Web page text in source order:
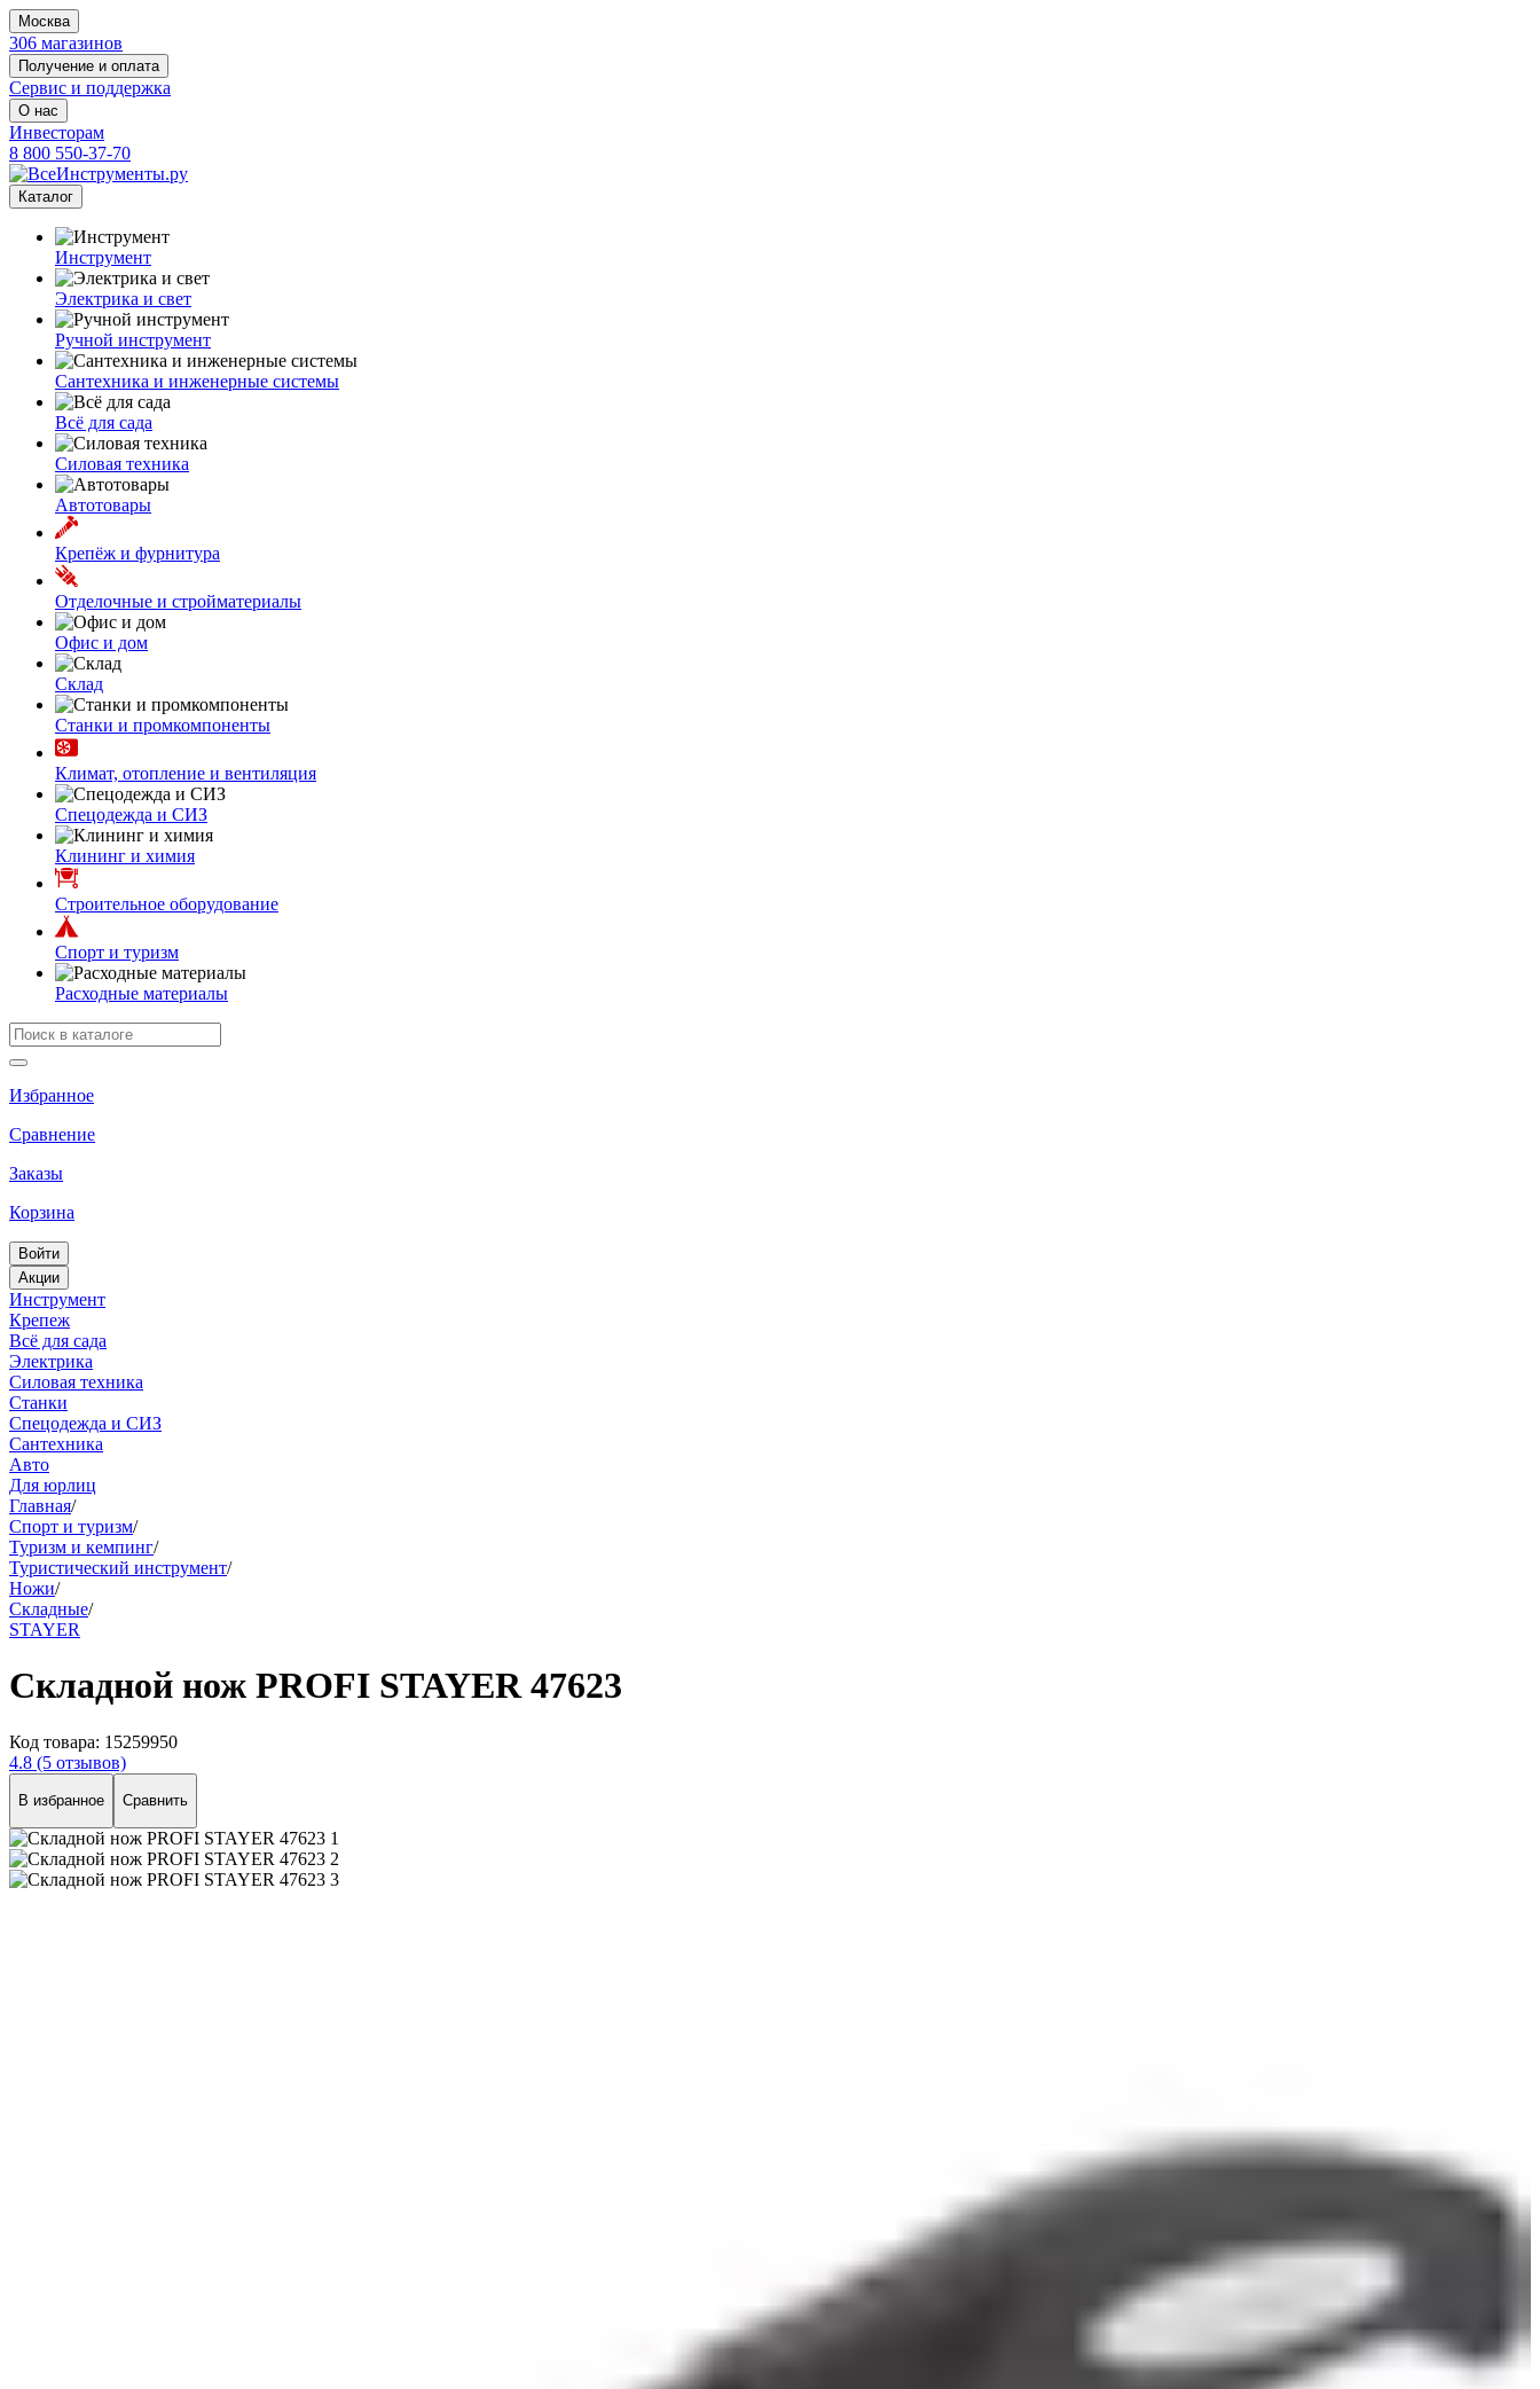
Москва
306 магазинов
Получение и оплата
Сервис и поддержка
О нас
Инвесторам
8 800 550-37-70
Каталог
Инструмент
Электрика и свет
Ручной инструмент
Сантехника и инженерные системы
Всё для сада
Силовая техника
Автотовары
Крепёж и фурнитура
Отделочные и стройматериалы
Офис и дом
Склад
Станки и промкомпоненты
Климат, отопление и вентиляция
Спецодежда и СИЗ
Клининг и химия
Строительное оборудование
Спорт и туризм
Расходные материалы
Избранное
Сравнение
Заказы
Корзина
Войти
Акции
Инструмент
Крепеж
Всё для сада
Электрика
Силовая техника
Станки
Спецодежда и СИЗ
Сантехника
Авто
Для юрлиц
Главная/
Спорт и туризм/
Туризм и кемпинг/
Туристический инструмент/
Ножи/
Складные/
STAYER
Складной нож PROFI STAYER 47623
Код товара: 15259950
4.8 (5 отзывов)
В избранное Сравнить